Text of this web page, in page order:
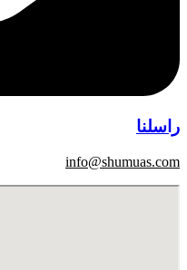
راسلنا
info@shumuas.com